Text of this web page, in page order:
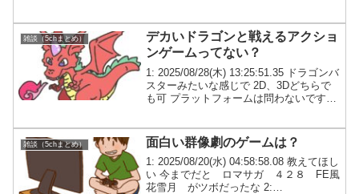
雑談（5chまとめ）
デカいドラゴンと戦えるアクショ
ンゲームってない？
1: 2025/08/28(木) 13:25:51.35 ドラゴンバ
スターみたいな感じで 2D、3Dどちらで
も可 プラットフォームは問わないです
雑談（5chまとめ） 面白い群像劇のゲームは？
1: 2025/08/20(水) 04:58:58.08 教えてほし
い 今までだと ロマサガ ４２８ FE風
花雪月 がツボだったな 2: